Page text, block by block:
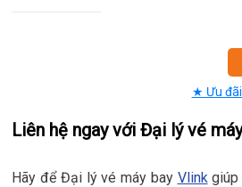
★ Ưu
Liên hệ ngay với Đại lý vé
Hãy để Đại lý vé máy bay Vlinkgiúp